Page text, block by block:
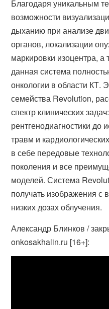
Благодаря уникальным
возможности
дыханию при анализе
органов, локализации
маркировки изоцентра,
данная система
онкологии в области КТ.
семейства Revolution,
спектр клинических
рентгенодиагностики до
травм и
в себе передовые
поколения и все
моделей. Система
получать изображения
низких дозах облучения.
Александр Блинков /
onkosakhalin.ru [16+]: